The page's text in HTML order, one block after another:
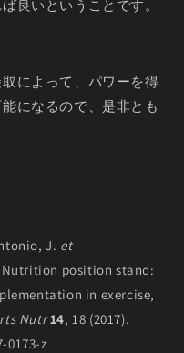
良いということです。
によって、パワーを得
になるので、是非とも
J. et
position stand:
in exercise,
Nutr14, 18 (2017).
0173-z